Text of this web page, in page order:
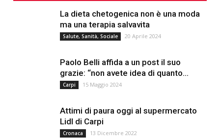
La dieta chetogenica non è una moda
ma una terapia salvavita
Salute, Sanità, Sociale 20 Aprile 2024
Paolo Belli affida a un post il suo
grazie: “non avete idea di quanto...
Carpi 15 Maggio 2024
Attimi di paura oggi al supermercato
Lidl di Carpi
Cronaca 13 Dicembre 2022